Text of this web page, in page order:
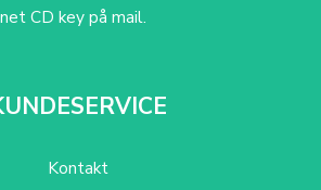
CD key på mail.
Kontakt